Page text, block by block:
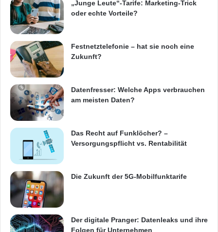
einzusetzen.
– Aktualisierte Integrated Development
Environment IDE-Plug-ins, die es den
Entwicklern ermöglichen, inhaltsreiche Web-
Interfaces für mehrere Plattformen in
kürzerer Zeit aufzubauen, indem sie die ihnen
am geläufigste Entwicklungsumgebung
nutzen.
– Neue adaptive und vorprogrammierte
Entwicklungsfunktionen und
„Junge Leute“-Tarife: Marketing-Trick
oder echte Vorteile?
Festnetztelefonie – hat sie noch eine
Zukunft?
Datenfresser: Welche Apps verbrauchen
am meisten Daten?
Das Recht auf Funklöcher? –
Versorgungspflicht vs. Rentabilität
Die Zukunft der 5G-Mobilfunktarife
Der digitale Pranger: Datenleaks und ihre
Folgen für Unternehmen